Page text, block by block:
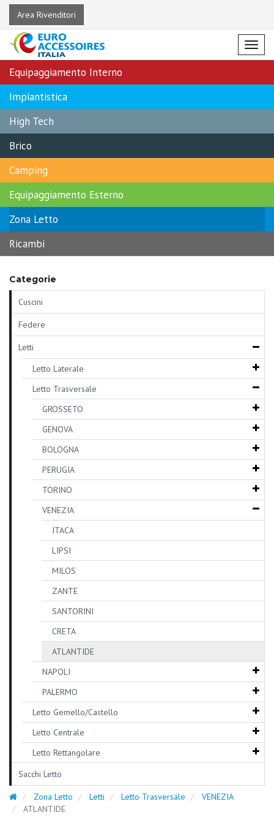
Area Rivenditori
Menu
Equipaggiamento Interno
Impiantistica
High Tech
Brico
Camping
Equipaggiamento Esterno
Zona Letto
Ricambi
Categorie
Cuscini
Federe
Letti
Letto Laterale
Letto Trasversale
GROSSETO
GENOVA
BOLOGNA
PERUGIA
TORINO
VENEZIA
ITACA
LIPSI
MILOS
ZANTE
SANTORINI
CRETA
ATLANTIDE
NAPOLI
PALERMO
Letto Gemello/Castello
Letto Centrale
Letto Rettangolare
Sacchi Letto
Zona Letto Letti Letto Trasversale
VENEZIA
ATLANTIDE